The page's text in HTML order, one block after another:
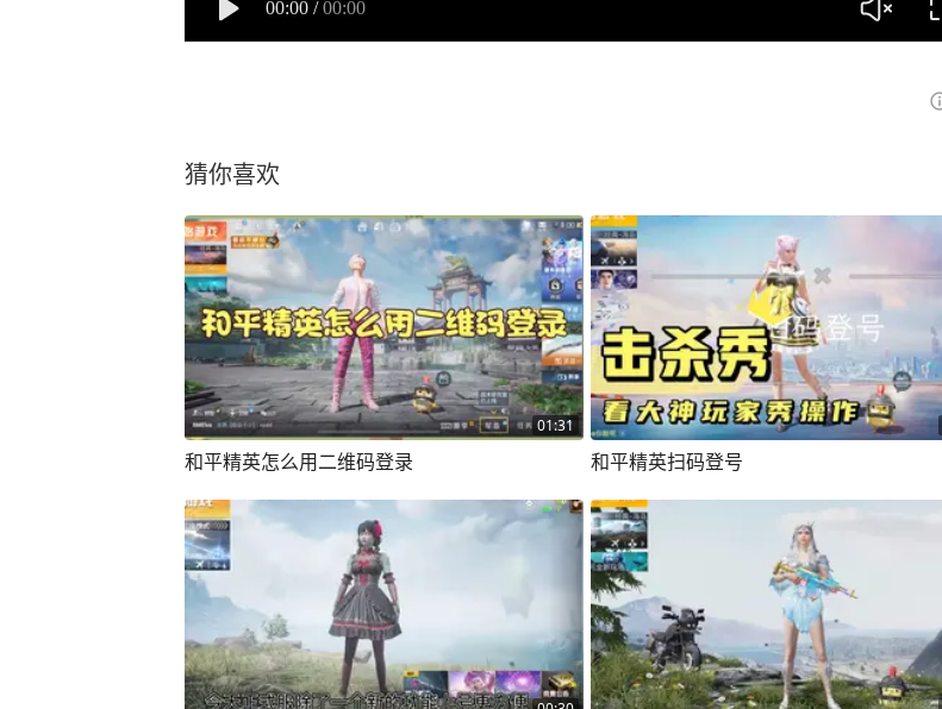
00:00 / 00:00
猜你喜欢
01:31
和平精英怎么用二维码登录 和平精英扫码登号